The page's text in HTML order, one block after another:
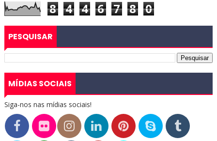
8 4 4 6 7 8 0
PESQUISAR
MÍDIAS SOCIAIS
Siga-nos nas mídias sociais!